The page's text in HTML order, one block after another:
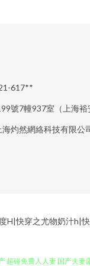
617**
號7幢937室（上海裕
海灼然網絡科技有限公
快穿之尤物奶汁